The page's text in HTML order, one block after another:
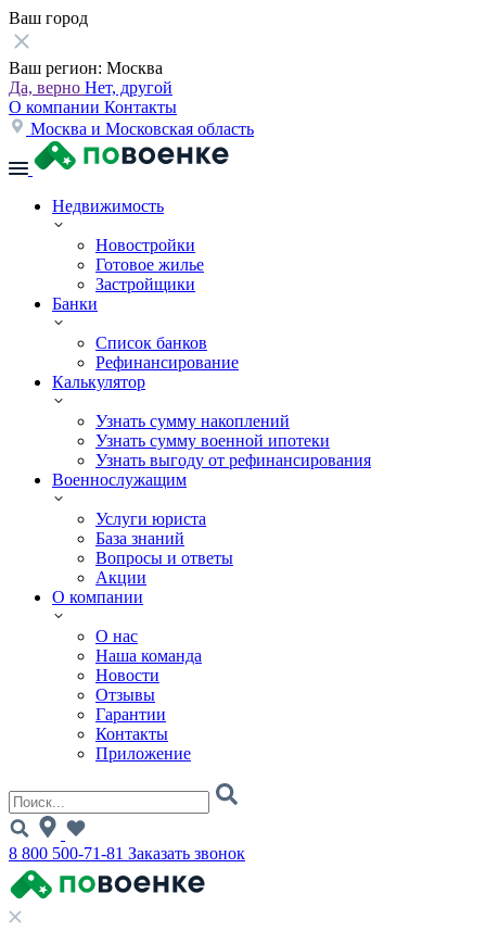
Ваш город
Ваш регион: Москва
Да, верно Нет, другой
О компании Контакты
Москва и Московская область
Недвижимость
Новостройки
Готовое жилье
Застройщики
Банки
Список банков
Рефинансирование
Калькулятор
Узнать сумму накоплений
Узнать сумму военной ипотеки
Узнать выгоду от рефинансирования
Военнослужащим
Услуги юриста
База знаний
Вопросы и ответы
Акции
О компании
О нас
Наша команда
Новости
Отзывы
Гарантии
Контакты
Приложение
8 800 500-71-81 Заказать звонок